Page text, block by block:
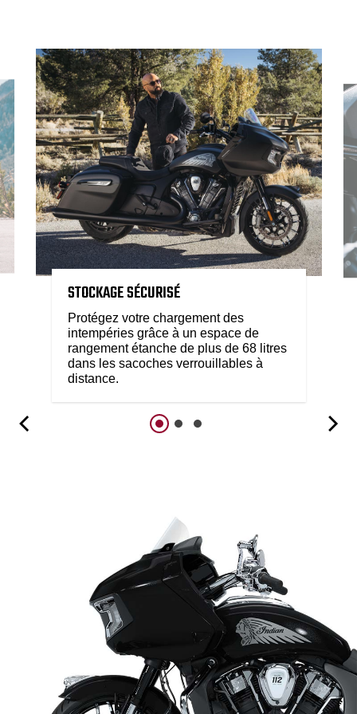
STOCKAGE SÉCURISÉ
Protégez votre chargement des
intempéries grâce à un espace de
rangement étanche de plus de 68 litres
dans les sacoches verrouillables à
distance.